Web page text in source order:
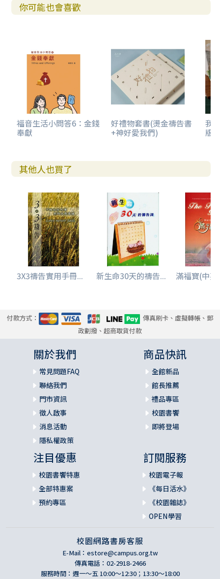
你可能也會喜歡
福音生活小問答6：金錢
奉獻
好禮物套書(燙金禱告書
+神好愛我們)
我
版
其他人也買了
3X3禱告實用手冊... 新生命30天的禱告... 滿福寶(中英
付款方式：
傳真刷卡、虛擬轉帳、郵
政劃撥、超商取貨付款
關於我們
常見問題FAQ
聯絡我們
門市資訊
徵人啟事
消息活動
隱私權政策
商品快訊
全館新品
館長推薦
禮品專區
校園書饗
即將登場
注目優惠
校園書饗特惠
全部特惠案
預約專區
訂閱服務
校園電子報
《每日活水》
《校園雜誌》
OPEN學習
校園網路書房客服
E-Mail： estore@campus.org.tw
傳真電話：02-2918-2466
服務時間：週一～五 10:00～12:30；13:30～18:00